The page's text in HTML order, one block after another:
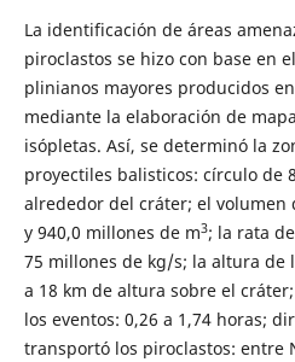
La identificación de áreas
piroclastos se hizo con base en
plinianos mayores producidos
mediante la elaboración de
isópletas. Así, se determinó la
proyectiles balisticos: círculo de
alrededor del cráter; el volumen
y 940,0 millones de m3; la rata
75 millones de kg/s; la altura de
a 18 km de altura sobre el
los eventos: 0,26 a 1,74 horas;
transportó los piroclastos: entre